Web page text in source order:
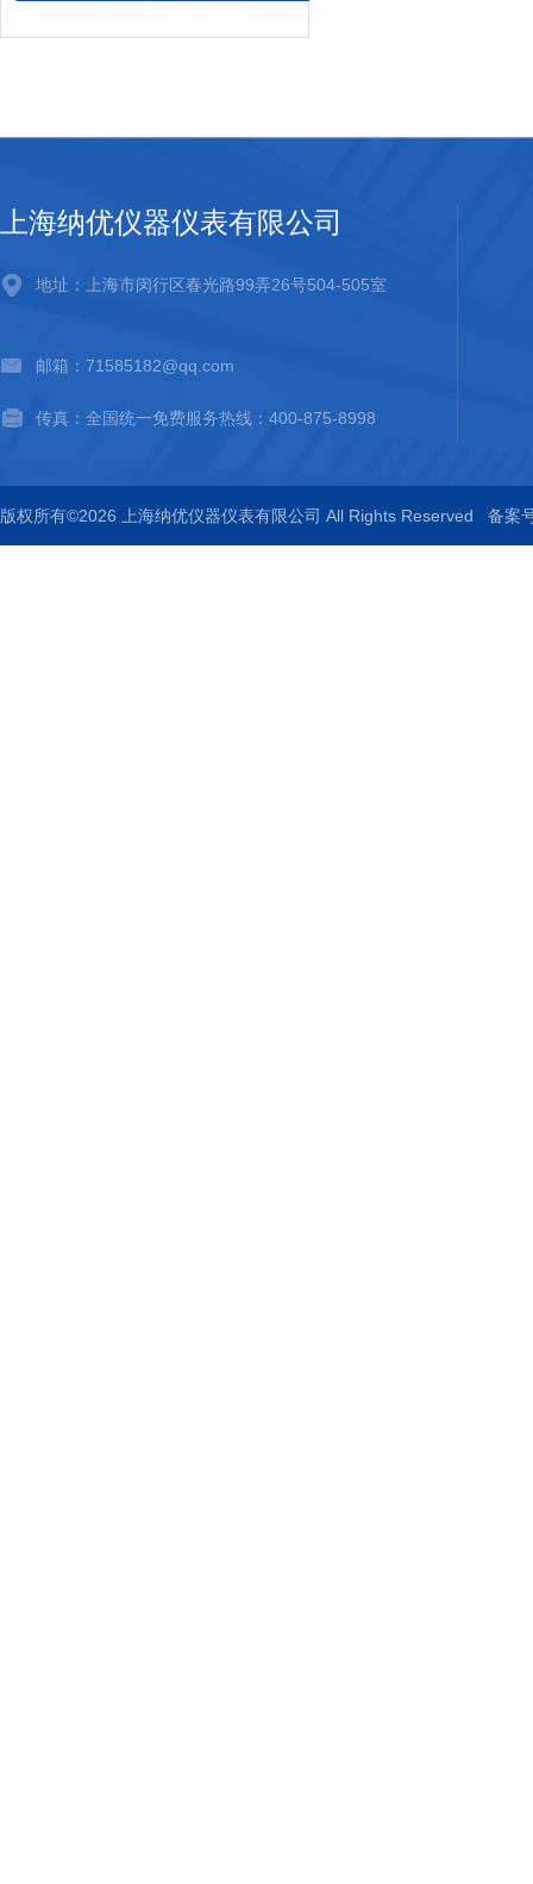
上海纳优仪器仪表有限公司
地址：上海市闵行区春光路99弄26号504-505室
邮箱：71585182@qq.com
传真：全国统一免费服务热线：400-875-8998
版权所有©2026 上海纳优仪器仪表有限公司 All Rights Reserved 备案